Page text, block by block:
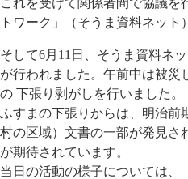
これを受けて関係者間で協議
トワーク」（そうま資料ネッ
そして6月11日、そうま資料ネ
が行われました。午前中は被災
の 下張り剥がしを行いました。
ふすまの下張りからは、明治前
村の区域）文書の一部が発見さ
が期待されています。
当日の活動の様子については、